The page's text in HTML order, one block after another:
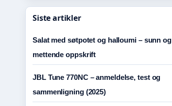
Siste artikler
Salat med søtpotet og halloumi – sunn og
mettende oppskrift
JBL Tune 770NC – anmeldelse, test og
sammenligning (2025)